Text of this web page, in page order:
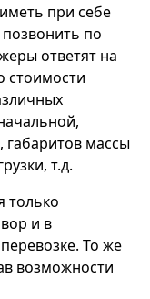
при себе
по
ответят на
стоимости
массы
т.д.
только
и в
То же
возможности